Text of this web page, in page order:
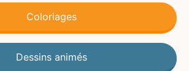
Coloriages
Dessins animés